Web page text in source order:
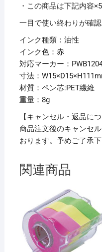
ト
ジ
4mm
丸
芯
赤
PWBR1004M.15
本
【×50
ト】
・この商品は下記内容
一目で使い終わりが確認
インク種類：油性
インク色：赤
対応マーカー：
寸法：
材質：ペン芯:PET繊維
重量：8g
【キャンセル・返品につ
商品注文後のキャンセ
おります。予めご了承下
関連商品